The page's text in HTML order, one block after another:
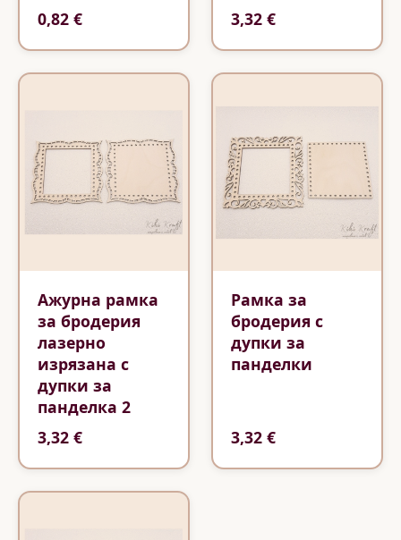
0,82 €
3,32 €
Ажурна рамка
за бродерия
лазерно
изрязана с
дупки за
панделка 2
3,32 €
Рамка за
бродерия с
дупки за
панделки
3,32 €